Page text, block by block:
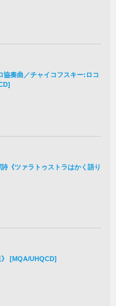
協奏曲／チャイコフスキー:ロコ
《ツァラトゥストラはかく語り
[MQA/UHQCD]